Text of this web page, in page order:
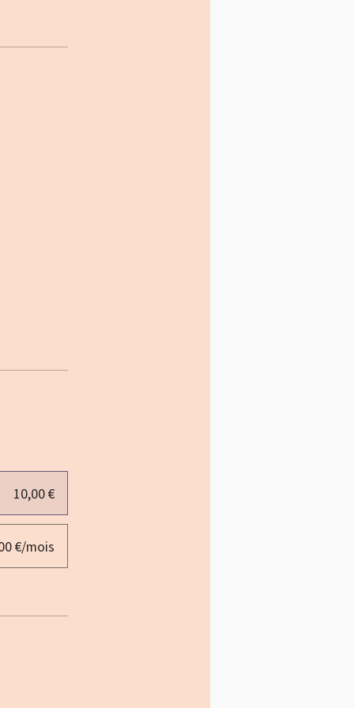
10,00 €
€/mois